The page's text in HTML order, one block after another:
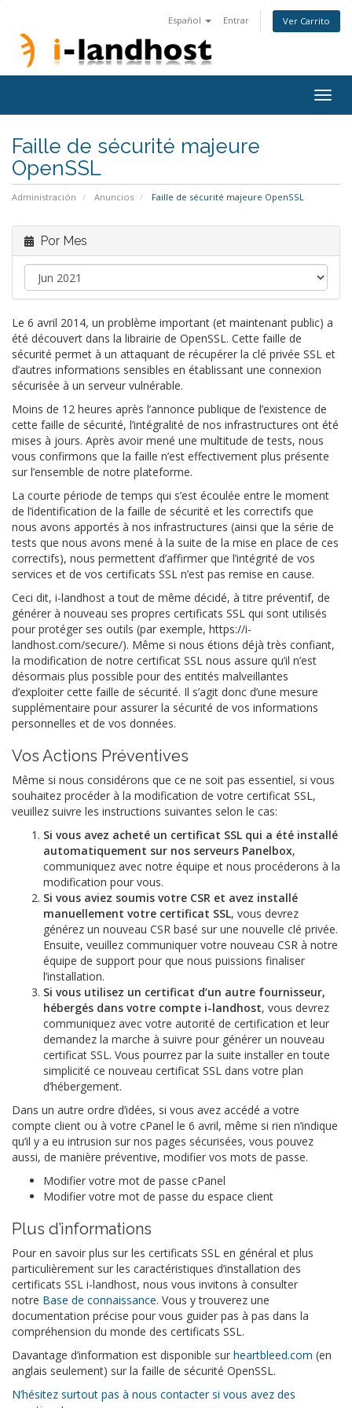
Español Entrar Ver Carrito
Faille de sécurité majeure
OpenSSL
Administración Anuncios Faille de sécurité majeure OpenSSL
Por Mes
Le 6 avril 2014, un problème important (et maintenant public) a
été découvert dans la librairie de OpenSSL. Cette faille de
sécurité permet à un attaquant de récupérer la clé privée SSL et
d’autres informations sensibles en établissant une connexion
sécurisée à un serveur vulnérable.
Moins de 12 heures après l’annonce publique de l’existence de
cette faille de sécurité, l’intégralité de nos infrastructures ont été
mises à jours. Après avoir mené une multitude de tests, nous
vous confirmons que la faille n’est effectivement plus présente
sur l’ensemble de notre plateforme.
La courte période de temps qui s’est écoulée entre le moment
de l’identification de la faille de sécurité et les correctifs que
nous avons apportés à nos infrastructures (ainsi que la série de
tests que nous avons mené à la suite de la mise en place de ces
correctifs), nous permettent d’affirmer que l’intégrité de vos
services et de vos certificats SSL n’est pas remise en cause.
Ceci dit, i-landhost a tout de même décidé, à titre préventif, de
générer à nouveau ses propres certificats SSL qui sont utilisés
pour protéger ses outils (par exemple, https://i-
landhost.com/secure/). Même si nous étions déjà très confiant,
la modification de notre certificat SSL nous assure qu’il n’est
désormais plus possible pour des entités malveillantes
d’exploiter cette faille de sécurité. Il s’agit donc d’une mesure
supplémentaire pour assurer la sécurité de vos informations
personnelles et de vos données.
Vos Actions Préventives
Même si nous considérons que ce ne soit pas essentiel, si vous
souhaitez procéder à la modification de votre certificat SSL,
veuillez suivre les instructions suivantes selon le cas:
Si vous avez acheté un certificat SSL qui a été installé
automatiquement sur nos serveurs Panelbox,
communiquez avec notre équipe et nous procéderons à la
modification pour vous.
Si vous aviez soumis votre CSR et avez installé
manuellement votre certificat SSL, vous devrez
générez un nouveau CSR basé sur une nouvelle clé privée.
Ensuite, veuillez communiquer votre nouveau CSR à notre
équipe de support pour que nous puissions finaliser
l’installation.
Si vous utilisez un certificat d’un autre fournisseur,
hébergés dans votre compte i-landhost, vous devrez
communiquez avec votre autorité de certification et leur
demandez la marche à suivre pour générer un nouveau
certificat SSL. Vous pourrez par la suite installer en toute
simplicité ce nouveau certificat SSL dans votre plan
d’hébergement.
Dans un autre ordre d’idées, si vous avez accédé a votre
compte client ou à votre cPanel le 6 avril, même si rien n’indique
qu’il y a eu intrusion sur nos pages sécurisées, vous pouvez
aussi, de manière préventive, modifier vos mots de passe.
Modifier votre mot de passe cPanel
Modifier votre mot de passe du espace client
Plus d’informations
Pour en savoir plus sur les certificats SSL en général et plus
particulièrement sur les caractéristiques d’installation des
certificats SSL i-landhost, nous vous invitons à consulter
notre Base de connaissance. Vous y trouverez une
documentation précise pour vous guider pas à pas dans la
compréhension du monde des certificats SSL.
Davantage d’information est disponible sur heartbleed.com (en
anglais seulement) sur la faille de sécurité OpenSSL.
N’hésitez surtout pas à nous contacter si vous avez des